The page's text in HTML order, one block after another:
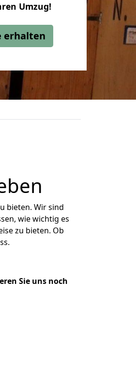
Umzug!
erhalten
bieten. Wir sind
wie wichtig es
zu bieten. Ob
Sie uns noch